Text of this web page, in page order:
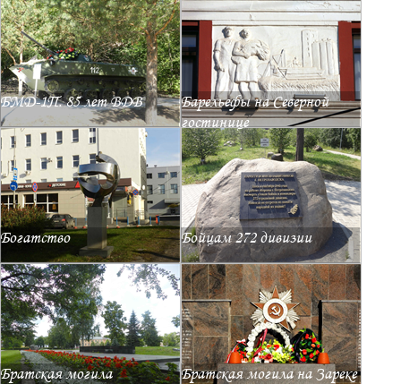
БМД-1П. 85 лет ВДВ
Барельефы на Северной
гостинице
Богатство Бойцам 272 дивизии
Братская могила Братская могила на Зареке